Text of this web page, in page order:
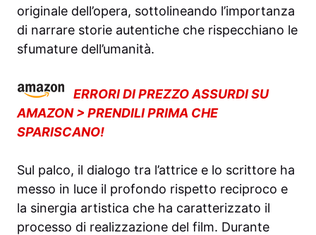
originale dell’opera, sottolineando l’importanza
di narrare storie autentiche che rispecchiano le
sfumature dell’umanità.
ERRORI DI PREZZO ASSURDI SU
AMAZON > PRENDILI PRIMA CHE
SPARISCANO!
Sul palco, il dialogo tra l’attrice e lo scrittore ha
messo in luce il profondo rispetto reciproco e
la sinergia artistica che ha caratterizzato il
processo di realizzazione del film. Durante